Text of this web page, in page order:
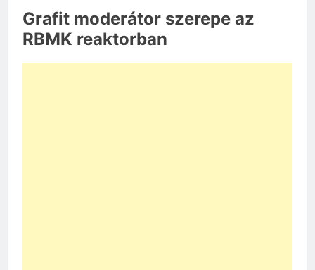
Grafit moderátor szerepe az
RBMK reaktorban